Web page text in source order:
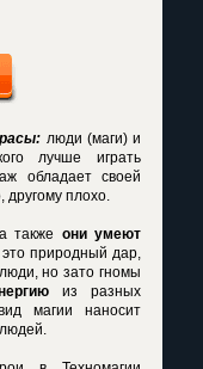
люди (маги) и
лучше играть
обладает своей
другому плохо.
также они умеют
природный дар,
но зато гномы
из разных
магии наносит